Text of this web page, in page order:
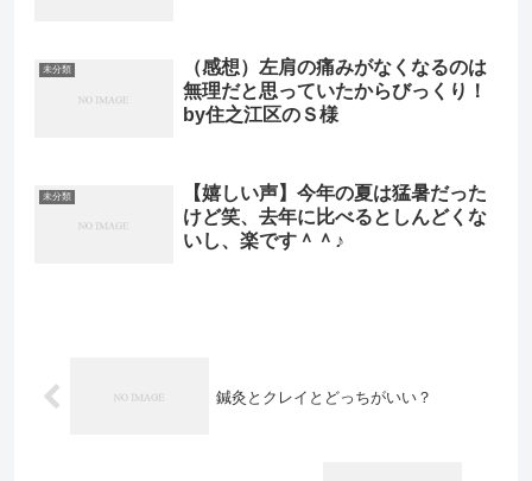
未分類
（感想）左肩の痛みがなくなるのは
無理だと思っていたからびっくり！
by住之江区のＳ様
未分類
【嬉しい声】今年の夏は猛暑だった
けど笑、去年に比べるとしんどくな
いし、楽です＾＾♪
鍼灸とクレイとどっちがいい？